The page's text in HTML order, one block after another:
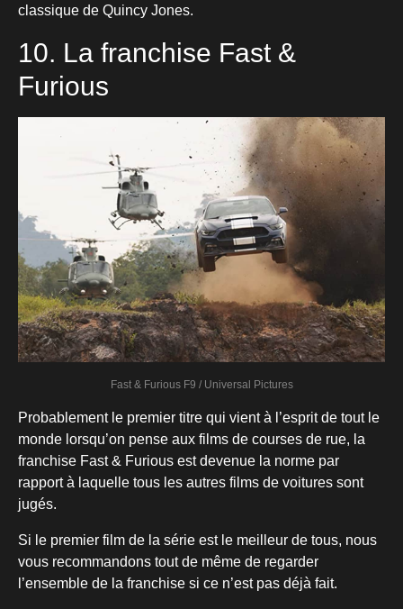
classique de Quincy Jones.
10. La franchise Fast &
Furious
Fast & Furious F9 / Universal Pictures
Probablement le premier titre qui vient à l’esprit de tout le
monde lorsqu’on pense aux films de courses de rue, la
franchise Fast & Furious est devenue la norme par
rapport à laquelle tous les autres films de voitures sont
jugés.
Si le premier film de la série est le meilleur de tous, nous
vous recommandons tout de même de regarder
l’ensemble de la franchise si ce n’est pas déjà fait.